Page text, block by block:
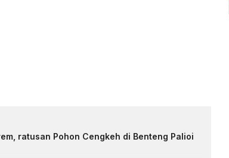
ratusan Pohon Cengkeh di Benteng Palioi